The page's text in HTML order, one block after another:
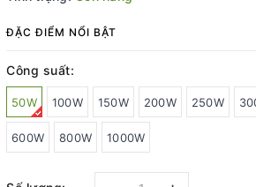
ĐẶC ĐIỂM NỔI BẬT
Công suất:
50W 100W 150W 200W 250W
600W 800W 1000W